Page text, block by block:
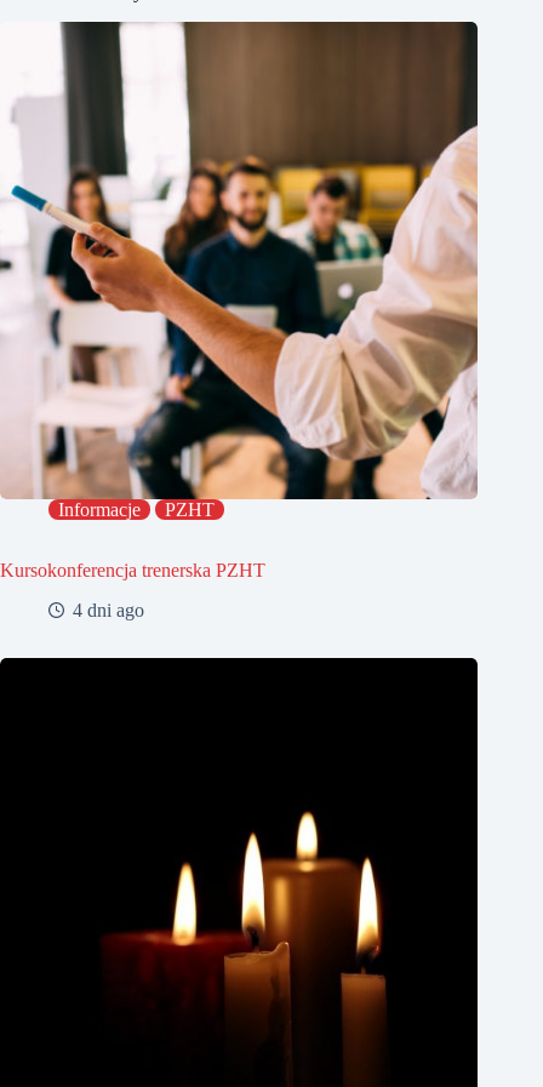
Informacje PZHT
Kursokonferencja trenerska PZHT
4 dni ago